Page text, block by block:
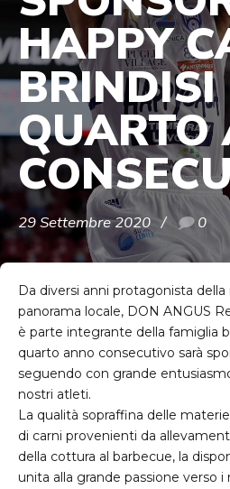
HAPPY
BRINDISI
QUARTO
29 Settembre 2020 0
Da diversi anni protagonista della
panorama locale, DON ANGUS
è parte integrante della famiglia
quarto anno consecutivo sarà
seguendo con grande
nostri atleti.
La qualità sopraffina delle
di carni provenienti da
della cottura al barbecue, la
unita alla grande passione verso